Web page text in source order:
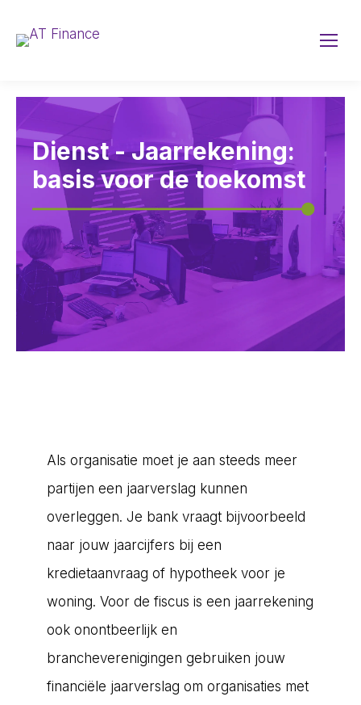
Dienst - Jaarrekening:
basis voor de toekomst
Als organisatie moet je aan steeds meer
partijen een jaarverslag kunnen
overleggen. Je bank vraagt bijvoorbeeld
naar jouw jaarcijfers bij een
kredietaanvraag of hypotheek voor je
woning. Voor de fiscus is een jaarrekening
ook onontbeerlijk en
brancheverenigingen gebruiken jouw
financiële jaarverslag om organisaties met